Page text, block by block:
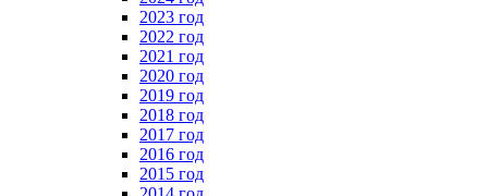
2023 год
2022 год
2021 год
2020 год
2019 год
2018 год
2017 год
2016 год
2015 год